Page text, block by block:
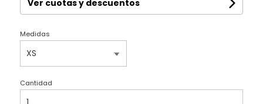
Ver cuotas y descuentos
Medidas
Cantidad